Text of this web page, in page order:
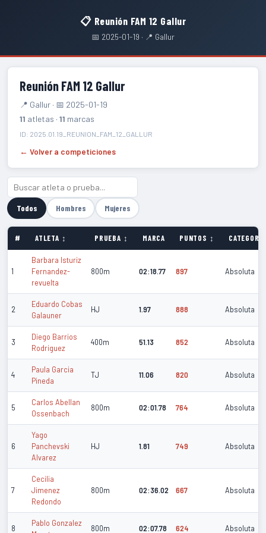
📋 Reunión FAM 12 Gallur
📅 2025-01-19 · 📍 Gallur
Reunión FAM 12 Gallur
📍 Gallur · 📅 2025-01-19
11 atletas · 11 marcas
ID: 2025.01.19_REUNION_FAM_12_GALLUR
← Volver a competiciones
Todos Hombres Mujeres
# ATLETA ↕ PRUEBA ↕ MARCA PUNTOS ↕
1
Barbara Isturiz
Fernandez-
revuelta
800m 02:18.77 897 Absoluta
2
Eduardo Cobas
Galauner
HJ 1.97 888 Absoluta
3
Diego Barrios
Rodriguez
400m 51.13 852 Absoluta
4
Paula Garcia
Pineda
TJ 11.06 820 Absoluta
5
Carlos Abellan
Ossenbach
800m 02:01.78 764 Absoluta
6
Yago
Panchevski
Alvarez
HJ 1.81 749 Absoluta
7
Cecilia
Jimenez
Redondo
800m 02:36.02 667 Absoluta
8
Pablo Gonzalez
800m 02:07.78 624 Absoluta